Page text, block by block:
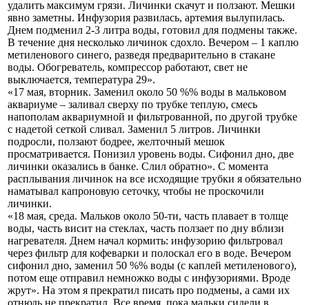
удалить максимум грязи. Личинки скачут и ползают. Мешки
явно заметны. Инфузория развилась, артемия вылупилась.
Днем подменил 2-3 литра воды, готовил для подмены также.
В течение дня несколько личинок сдохло. Вечером – 1 каплю
метиленового синего, разведя предварительно в стакане
воды. Обогреватель, компрессор работают, свет не
выключается, температура 29».
«17 мая, вторник. Заменил около 50 %% воды в мальковом
аквариуме – заливал сверху по трубке теплую, смесь
напополам аквариумной и фильтрованной, по другой трубке
с надетой сеткой сливал. Заменил 5 литров. Личинки
подросли, ползают бодрее, желточный мешок
просматривается. Понизил уровень воды. Сифонил дно, две
личинки оказались в банке. Слил обратно». С момента
расплывания личинок на все исходящие трубки я обязательно
наматывал капроновую сеточку, чтобы не проскочили
личинки.
«18 мая, среда. Мальков около 50-ти, часть плавает в толще
воды, часть висит на стеклах, часть ползает по дну вблизи
нагревателя. Днем начал кормить: инфузорию фильтровал
через фильтр для кофеварки и полоскал его в воде. Вечером
сифонил дно, заменил 50 %% воды (с каплей метиленового),
потом еще отправил немножко воды с инфузориями. Вроде
жрут». На этом я прекратил писать про подмены, а сами их
отнюдь не прекратил. Все время, пока мальки сидели в